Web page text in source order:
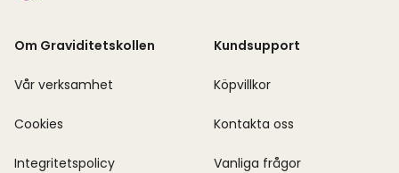
Om Graviditetskollen
Vår verksamhet
Cookies
Integritetspolicy
Kundsupport
Köpvillkor
Kontakta oss
Vanliga frågor